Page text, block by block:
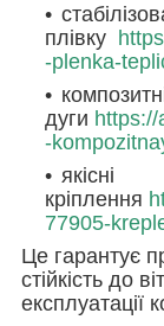
плівку
-plenka-
дуги
-
якісні
кріплення
77905-
Це гарантує
стійкість до
експлуатації